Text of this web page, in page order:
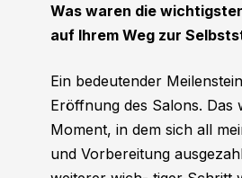
Was waren die
auf Ihrem Weg zur
Ein bedeutender
Eröffnung des Salons. Das
Moment, in dem sich all
und Vorbereitung